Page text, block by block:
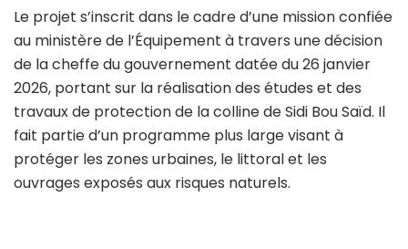
Le projet s’inscrit dans le cadre d’une mission confiée
au ministère de l’Équipement à travers une décision
de la cheffe du gouvernement datée du 26 janvier
2026, portant sur la réalisation des études et des
travaux de protection de la colline de Sidi Bou Saïd. Il
fait partie d’un programme plus large visant à
protéger les zones urbaines, le littoral et les
ouvrages exposés aux risques naturels.